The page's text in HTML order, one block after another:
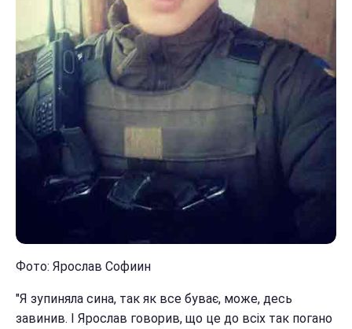
Фото: Ярослав Софиин
"Я зупиняла сина, так як все буває, може, десь
завинив. І Ярослав говорив, що це до всіх так погано